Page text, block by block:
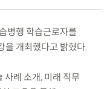
병행 학습근로자를
을 개최했다고 밝혔다.
례 소개, 미래 직무